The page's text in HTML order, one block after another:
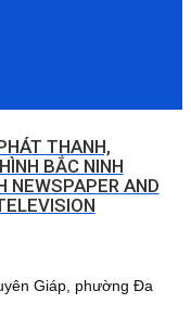
THANH,
BẮC NINH
NEWSPAPER AND
Giáp, phường Đa